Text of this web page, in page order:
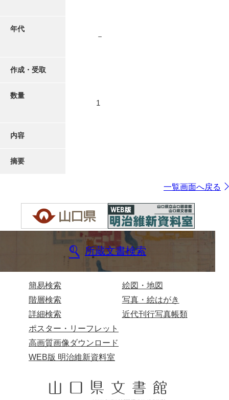
年代
－
作成・受取
数量
1
内容
摘要
一覧画面へ戻る
所蔵文書検索
簡易検索
階層検索
詳細検索
絵図・地図
写真・絵はがき
近代刊行写真帳類
ポスター・リーフレット
高画質画像ダウンロード
WEB版 明治維新資料室